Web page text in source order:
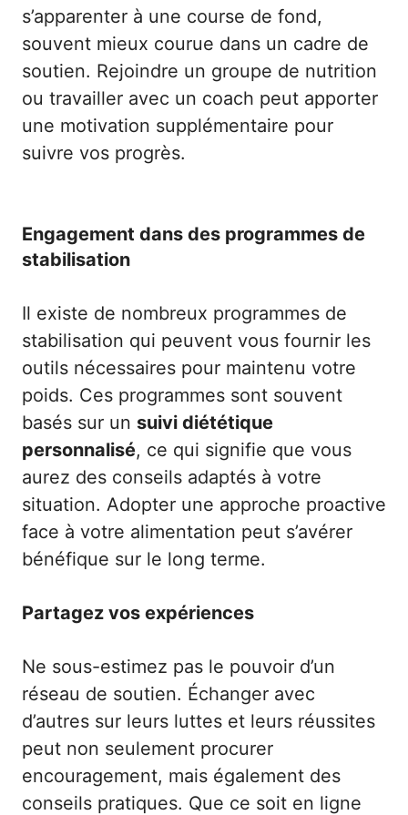
s’apparenter à une course de fond,
souvent mieux courue dans un cadre de
soutien. Rejoindre un groupe de nutrition
ou travailler avec un coach peut apporter
une motivation supplémentaire pour
suivre vos progrès.
Engagement dans des programmes de
stabilisation
Il existe de nombreux programmes de
stabilisation qui peuvent vous fournir les
outils nécessaires pour maintenu votre
poids. Ces programmes sont souvent
basés sur un suivi diététique
personnalisé, ce qui signifie que vous
aurez des conseils adaptés à votre
situation. Adopter une approche proactive
face à votre alimentation peut s’avérer
bénéfique sur le long terme.
Partagez vos expériences
Ne sous-estimez pas le pouvoir d’un
réseau de soutien. Échanger avec
d’autres sur leurs luttes et leurs réussites
peut non seulement procurer
encouragement, mais également des
conseils pratiques. Que ce soit en ligne